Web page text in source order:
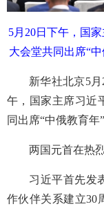
5月20日下午，国
大会堂共同出席“中
新华社北京5
午，国家主席习近
同出席“中俄教育年
两国元首在热
习近平首先发
作伙伴关系建立30